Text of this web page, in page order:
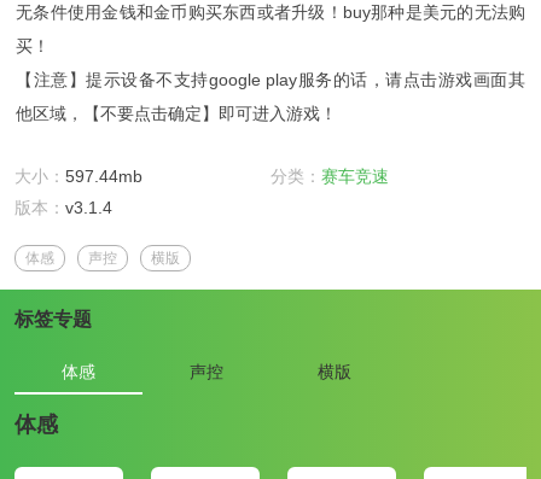
无条件使用金钱和金币购买东西或者升级！buy那种是美元的无法购
买！
【注意】提示设备不支持google play服务的话，请点击游戏画面其
他区域，【不要点击确定】即可进入游戏！
大小： 597.44mb 分类： 赛车竞速
版本： v3.1.4
体感 声控 横版
标签专题
体感 声控 横版
体感